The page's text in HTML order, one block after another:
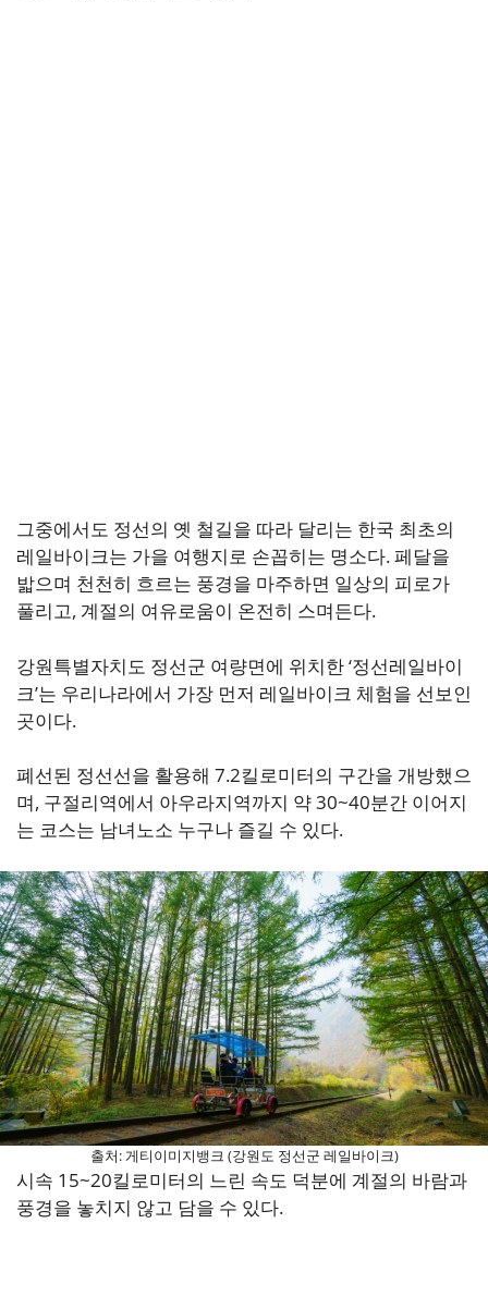
그중에서도 정선의 옛 철길을 따라 달리는 한국 최초의
레일바이크는 가을 여행지로 손꼽히는 명소다. 페달을
밟으며 천천히 흐르는 풍경을 마주하면 일상의 피로가
풀리고, 계절의 여유로움이 온전히 스며든다.
강원특별자치도 정선군 여량면에 위치한 ‘정선레일바이
크’는 우리나라에서 가장 먼저 레일바이크 체험을 선보인
곳이다.
폐선된 정선선을 활용해 7.2킬로미터의 구간을 개방했으
며, 구절리역에서 아우라지역까지 약 30~40분간 이어지
는 코스는 남녀노소 누구나 즐길 수 있다.
출처: 게티이미지뱅크 (강원도 정선군 레일바이크)
시속 15~20킬로미터의 느린 속도 덕분에 계절의 바람과
풍경을 놓치지 않고 담을 수 있다.